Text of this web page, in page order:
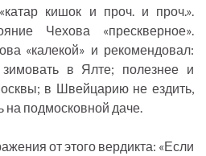
кишок и проч. и проч.».
Чехова «прескверное».
«калекой» и рекомендовал:
в Ялте; полезнее и
в Швейцарию не ездить,
на подмосковной даче.
от этого вердикта: «Если